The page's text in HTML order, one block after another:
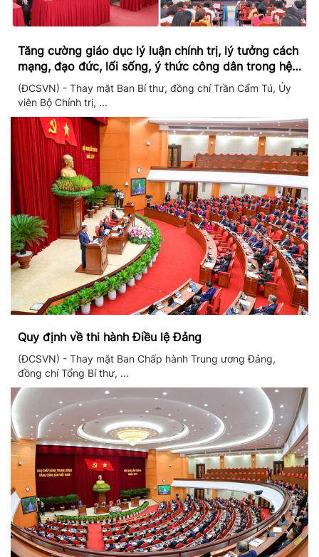
Tăng cường giáo dục lý luận chính trị, lý tưởng cách
mạng, đạo đức, lối sống, ý thức công dân trong hệ
thống giáo dục quốc dân
(ĐCSVN) - Thay mặt Ban Bí thư, đồng chí Trần Cẩm Tú, Ủy
viên Bộ Chính trị, ...
Quy định về thi hành Điều lệ Đảng
(ĐCSVN) - Thay mặt Ban Chấp hành Trung ương Đảng,
đồng chí Tổng Bí thư, ...